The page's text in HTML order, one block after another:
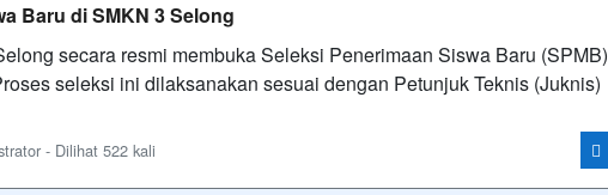
Baru di SMKN 3 Selong
secara resmi membuka Seleksi Penerimaan Siswa Baru (SPMB)
seleksi ini dilaksanakan sesuai dengan Petunjuk Teknis (Juknis)
- Dilihat 522 kali